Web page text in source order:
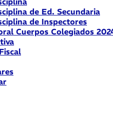
de Ed. Secundaria
de Inspectores
Cuerpos Colegiados